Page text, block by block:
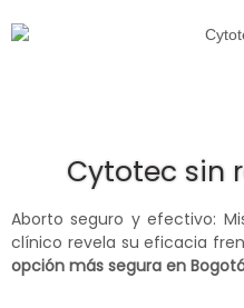
Cytotec sin
Aborto seguro y efectivo:
clínico revela su eficacia
opción más segura en